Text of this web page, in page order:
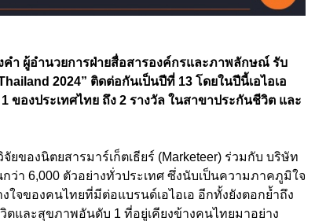
คำ ผู้อำนวยการฝ่ายสื่อสารองค์กรและภาพลักษณ์ รับ
2024” ติดต่อกันเป็นปีที่ 13 โดยในปีนี้เอไอเอ
ของประเทศไทย ถึง 2 รางวัล ในสาขาประกันชีวิต และ
ยของนิตยสารมาร์เก็ตเธียร์ (Marketeer) ร่วมกับ บริษัท
ว่า 6,000 ตัวอย่างทั่วประเทศ ซึ่งนับเป็นความภาคภูมิใจ
จของคนไทยที่มีต่อแบรนด์เอไอเอ อีกทั้งยังตอกย้ำถึง
ตและสุขภาพอันดับ 1 ที่อยู่เคียงข้างคนไทยมาอย่าง